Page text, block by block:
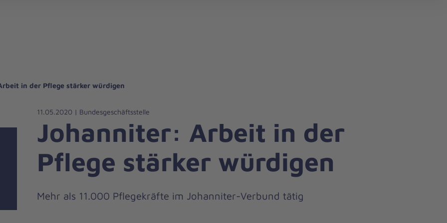
in der Pflege stärker würdigen
11.05.2020 | Bundesgeschäftsstelle
Johanniter: Arbeit in der
Pflege stärker würdigen
Mehr als 11.000 Pflegekräfte im Johanniter-Verbund tätig